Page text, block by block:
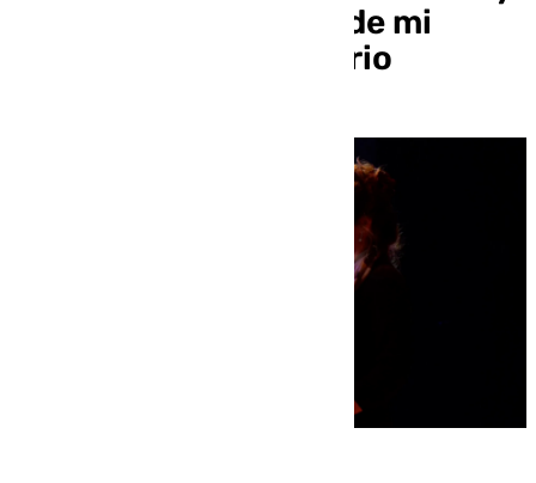
en una industria donde mi
estilo no es mayoritario